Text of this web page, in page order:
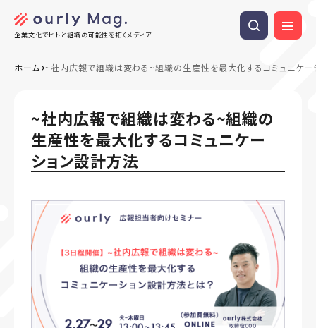
企業文化でヒトと組織の可能性を拓くメディア
ホーム ~社内広報で組織は変わる~組織の生産性を最大化するコミュニケー
~社内広報で組織は変わる~組織の
生産性を最大化するコミュニケー
ション設計方法